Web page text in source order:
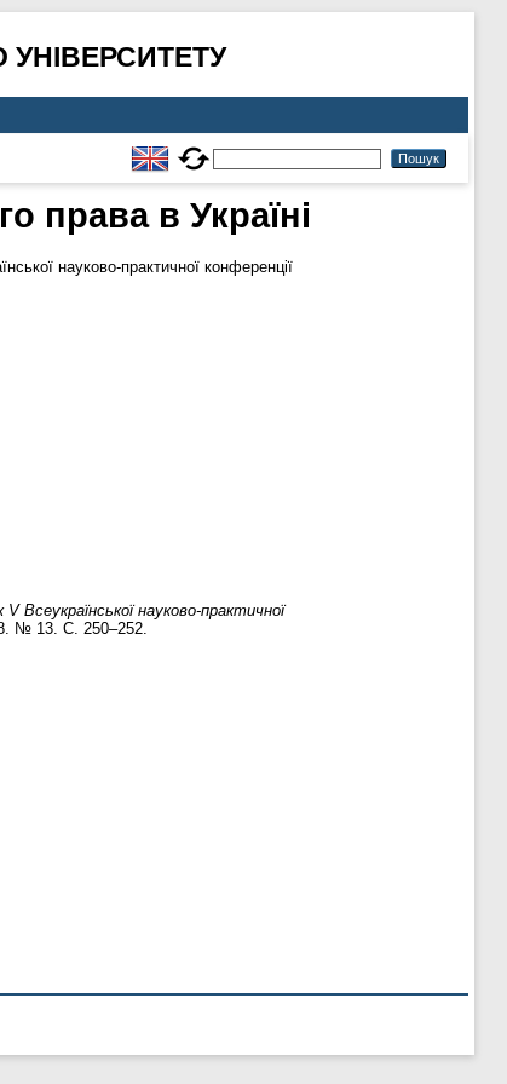
права в Україні
науково-практичної конференції
Всеукраїнської науково-практичної
№ 13. С. 250–252.